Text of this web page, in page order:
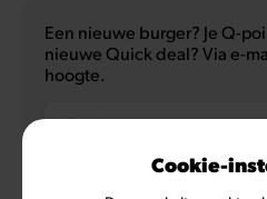
Een nieuwe burger? Je Q-
nieuwe Quick deal? Via e-
hoogte.
E-mailadres
Cookie-